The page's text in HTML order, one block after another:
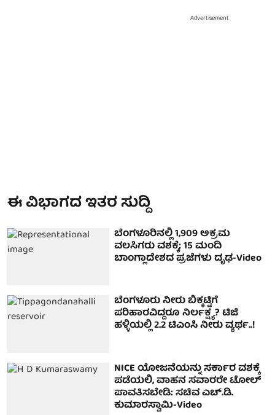
Advertisement
ಈ ವಿಭಾಗದ ಇತರ ಸುದ್ದಿ
ಬೆಂಗಳೂರಿನಲ್ಲಿ 1,909 ಅಕ್ರಮ
ವಲಸಿಗರು ವಶಕ್ಕೆ; 15 ಮಂದಿ
ಬಾಂಗ್ಲಾದೇಶದ ಪ್ರಜೆಗಳು ದೃಢ-Video
ಬೆಂಗಳೂರು ನೀರು ಬಿಕ್ಕಟ್ಟಿಗೆ
ಪರಿಹಾರವಿದ್ದರೂ ನಿರ್ಲಕ್ಷ್ಯ? ಟಿಜಿ
ಹಳ್ಳಿಯಲ್ಲಿ 2.2 ಟಿಎಂಸಿ ನೀರು ವ್ಯರ್ಥ..!
NICE ಯೋಜನೆಯನ್ನು ಸರ್ಕಾರ ವಶಕ್ಕೆ
ಪಡೆಯಲಿ, ವಾಹನ ಸವಾರರೇ ಟೋಲ್
ಪಾವತಿಸಬೇಡಿ: ಸಚಿವ ಎಚ್.ಡಿ.
ಕುಮಾರಸ್ವಾಮಿ-Video